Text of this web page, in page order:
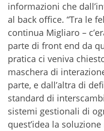
informazioni che
al back office. “Tra le
continua Migliaro –
parte di front end da
pratica ci veniva
maschera di
parte, e dall’altra di
standard di
sistemi gestionali di
quest’idea la